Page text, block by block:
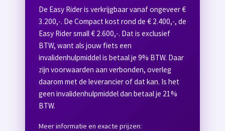
De Easy Rider is verkrijgbaar vanaf ongeveer €
3.200,-. De Compact kost rond de € 2.400,-, de
Easy Rider small € 2.600,-. Dat is exclusief
BTW, want als jouw fiets een
invalidenhulpmiddel is betaal je 9% BTW. Daar
zijn voorwaarden aan verbonden, overleg
daarom met de leverancier of dat kan. Is het
geen invalidenhulpmiddel dan betaal je 21%
BTW.
Meer informatie en exacte prijzen: